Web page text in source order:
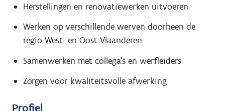
Herstellingen en renovatiewerken uitvoeren
Werken op verschillende werven doorheen de
regio West- en Oost-Vlaanderen
Samenwerken met collega's en werfleiders
Zorgen voor kwaliteitsvolle afwerking
Profiel